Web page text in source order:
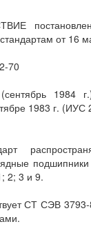
от 16
70
1984
1983 г. (ИУС
2; 3 и 9.
СТ СЭВ